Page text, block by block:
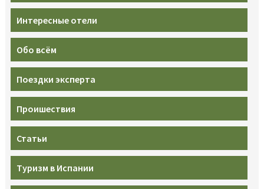
Интересные отели
Обо всём
Поездки эксперта
Проишествия
Статьи
Туризм в Испании